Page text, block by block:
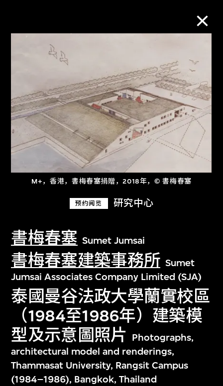
M+，香港，書梅春塞捐贈，2018年，© 書梅春塞
预约阅览 研究中心
書梅春塞 Sumet Jumsai
書梅春塞建築事務所 Sumet
Jumsai Associates Company Limited (SJA)
泰國曼谷法政大學蘭實校區
（1984至1986年）建築模
型及示意圖照片 Photographs,
architectural model and renderings,
Thammasat University, Rangsit Campus
(1984–1986), Bangkok, Thailand
进一步筛选 搜索
关于M+藏品
探索世界顶级的二十及二十一世纪视觉